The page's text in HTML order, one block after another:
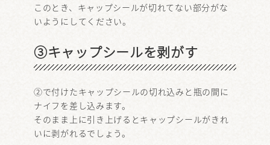
このとき、キャップシールが切れてない部分がな
いようにしてください。
③キャップシールを剥がす
②で付けたキャップシールの切れ込みと瓶の間に
ナイフを差し込みます。
そのまま上に引き上げるとキャップシールがきれ
いに剥がれるでしょう。